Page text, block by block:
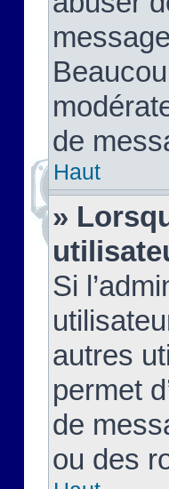
de
Haut
»
Si
autres
permet
de
ou des